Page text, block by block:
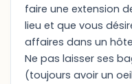
faire une extension
lieu et que vous
affaires dans un
Ne pas laisser ses
(toujours avoir un